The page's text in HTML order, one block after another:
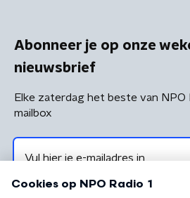
Abonneer je op onze
nieuwsbrief
Elke zaterdag het beste van NPO
mailbox